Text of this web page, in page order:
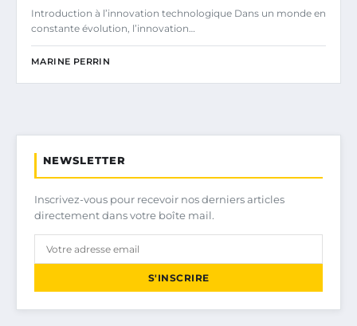
Introduction à l’innovation technologique Dans un monde en
constante évolution, l’innovation…
MARINE PERRIN
NEWSLETTER
Inscrivez-vous pour recevoir nos derniers articles
directement dans votre boîte mail.
S'INSCRIRE